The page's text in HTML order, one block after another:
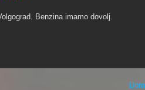
Benzina imamo dovolj.